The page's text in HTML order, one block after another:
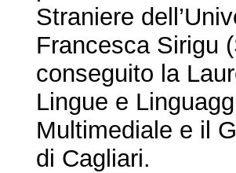
Straniere
Francesca Sirigu
conseguito la
Lingue e
Multimediale e il
di Cagliari.